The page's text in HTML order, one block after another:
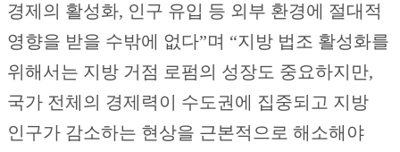
경제의 활성화, 인구 유입 등 외부 환경에 절대적
영향을 받을 수밖에 없다”며 “지방 법조 활성화를
위해서는 지방 거점 로펌의 성장도 중요하지만,
국가 전체의 경제력이 수도권에 집중되고 지방
인구가 감소하는 현상을 근본적으로 해소해야